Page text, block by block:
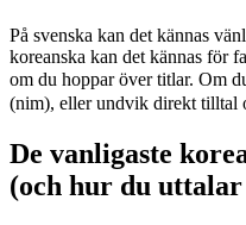
På svenska kan det kännas
koreanska kan det kännas för
om du hoppar över titlar. Om
(nim), eller undvik direkt tilltal
De vanligaste
(och hur du uttalar